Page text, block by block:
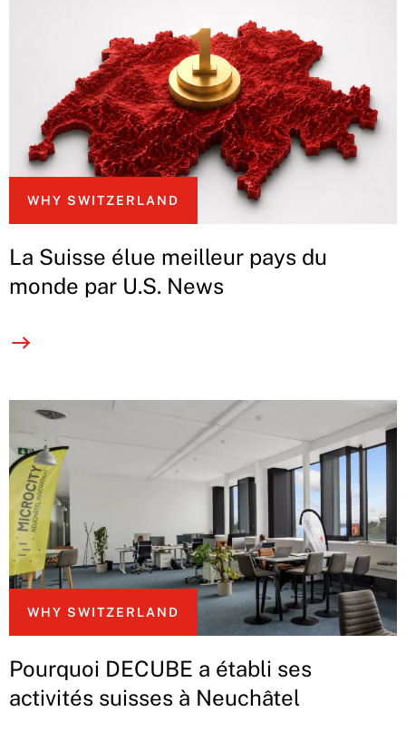
WHY SWITZERLAND
La Suisse élue meilleur pays du
monde par U.S. News
WHY SWITZERLAND
Pourquoi DECUBE a établi ses
activités suisses à Neuchâtel